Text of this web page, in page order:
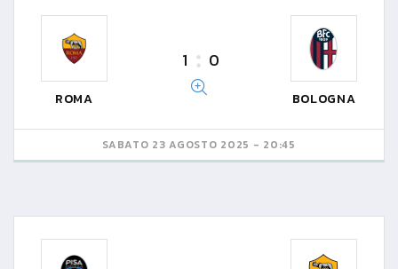
ROMA
1 0
BOLOGNA
SABATO 23 AGOSTO 2025 - 20:45